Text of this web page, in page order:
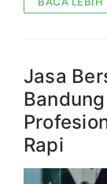
Jasa
Rapi